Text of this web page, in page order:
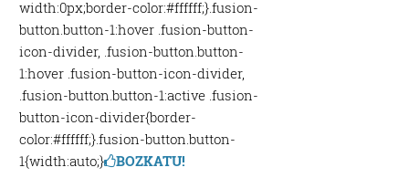
width:0px;border-color:#ffffff;}.fusion-
button.button-1:hover .fusion-button-
icon-divider, .fusion-button.button-
1:hover .fusion-button-icon-divider,
.fusion-button.button-1:active .fusion-
button-icon-divider{border-
color:#ffffff;}.fusion-button.button-
1{width:auto;}
BOZKATU!